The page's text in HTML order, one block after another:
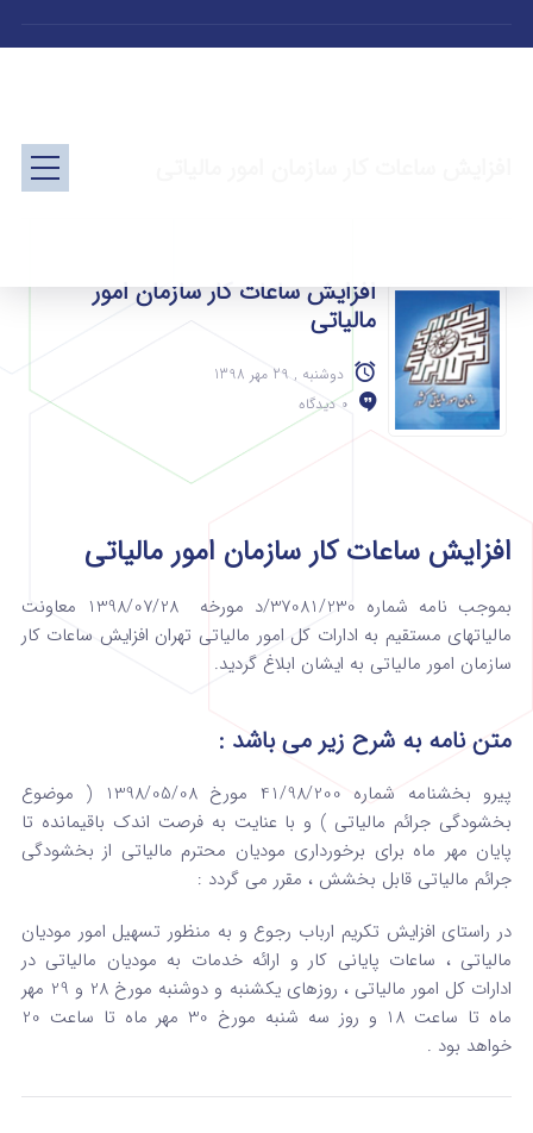
افزایش ساعات کار سازمان امور
مالیاتی
دوشنبه , 29 مهر 1398
0 دیدگاه
افزایش ساعات کار سازمان امور مالیاتی
بموجب نامه شماره 37081/230/د مورخه 1398/07/28 معاونت
مالیاتهای مستقیم به ادارات کل امور مالیاتی تهران افزایش ساعات کار
سازمان امور مالیاتی به ایشان ابلاغ گردید.
متن نامه به شرح زیر می باشد :
پیرو بخشنامه شماره 41/98/200 مورخ 1398/05/08 ( موضوع
بخشودگی جرائم مالیاتی ) و با عنایت به فرصت اندک باقیمانده تا
پایان مهر ماه برای برخورداری مودیان محترم مالیاتی از بخشودگی
جرائم مالیاتی قابل بخشش ، مقرر می گردد :
در راستای افزایش تکریم ارباب رجوع و به منظور تسهیل امور مودیان
مالیاتی ، ساعات پایانی کار و ارائه خدمات به مودیان مالیاتی در
ادارات کل امور مالیاتی ، روزهای یکشنبه و دوشنبه مورخ 28 و 29 مهر
ماه تا ساعت 18 و روز سه شنبه مورخ 30 مهر ماه تا ساعت 20
خواهد بود .